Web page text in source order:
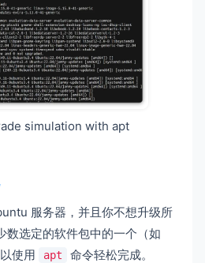
simulation with apt
服务器，并且你不想升级所
数选定的软件包中的一个（如
使用
apt 命令轻松完成。